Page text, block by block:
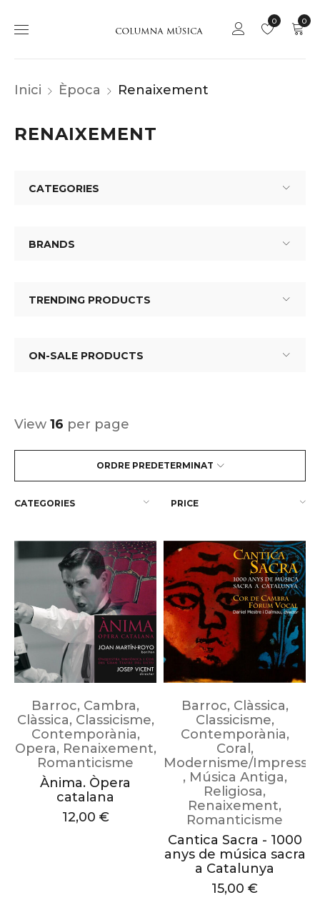
0
0
Inici Època Renaixement
RENAIXEMENT
CATEGORIES
BRANDS
TRENDING PRODUCTS
ON-SALE PRODUCTS
ORDRE PREDETERMINAT
View 16 per page
CATEGORIES PRICE
Barroc, Cambra,
Clàssica, Classicisme,
Contemporània,
Opera, Renaixement,
Romanticisme
Ànima. Òpera
catalana
12,00 €
Barroc, Clàssica,
Classicisme,
Contemporània,
Coral ,
Modernisme/
, Música Antiga,
Religiosa,
Renaixement,
Romanticisme
Cantica Sacra - 1000
anys de música sacra
a Catalunya
15,00 €